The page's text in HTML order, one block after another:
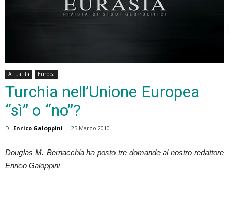
Attualità Europa
Turchia nell’Unione Europea
“sì” o “no”?
Di Enrico Galoppini - 25 Marzo 2010
Douglas M. Bernacchia ha posto tre domande al nostro redattore
Enrico Galoppini